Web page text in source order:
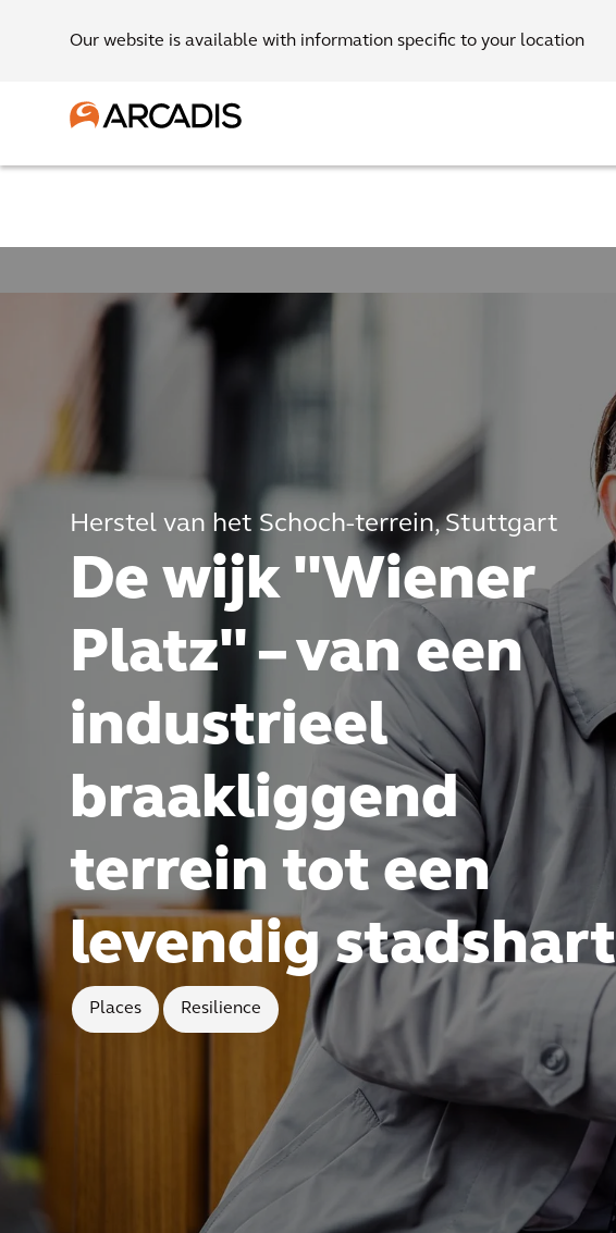
Our website is available with information specific to your location
Herstel van het Schoch-terrein, Stuttgart
De wijk "Wiener
Platz" – van een
industrieel
braakliggend
terrein tot een
levendig stadshart
Places Resilience